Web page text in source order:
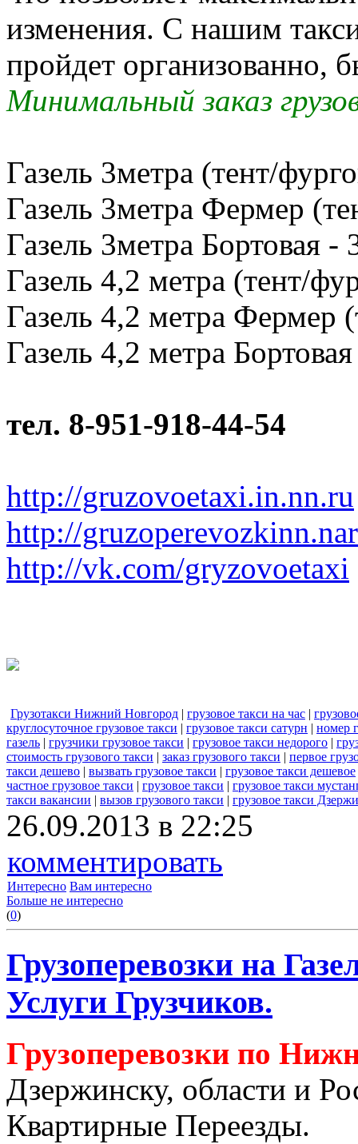
изменения. С нашим
пройдет организованно,
Минимальный заказ
Газель 3метра (тент/
Газель 3метра Фермер
Газель 3метра Бортовая -
Газель 4,2 метра (тент/
Газель 4,2 метра Фермер
Газель 4,2 метра
тел. 8-951-918-44-54
http://gruzovoetaxi.in.nn.ru
http://
http://vk.com/gryzovoetaxi
Грузотакси Нижний Новгород | грузовое такси на час |
круглосуточное грузовое такси | грузовое такси сатурн | номер
газель | грузчики грузовое такси | грузовое такси недорого |
стоимость грузового такси | заказ грузового такси | первое
такси дешево | вызвать грузовое такси | грузовое такси дешевое
частное грузовое такси | грузовое такси | грузовое такси
такси вакансии | вызов грузового такси | грузовое такси
26.09.2013 в 22:25
комментировать
Интересно Вам интересно
Больше не интересно
(0)
Грузоперевозки на
Услуги Грузчиков.
Грузоперевозки по
Дзержинску, области и
Квартирные Переезды.